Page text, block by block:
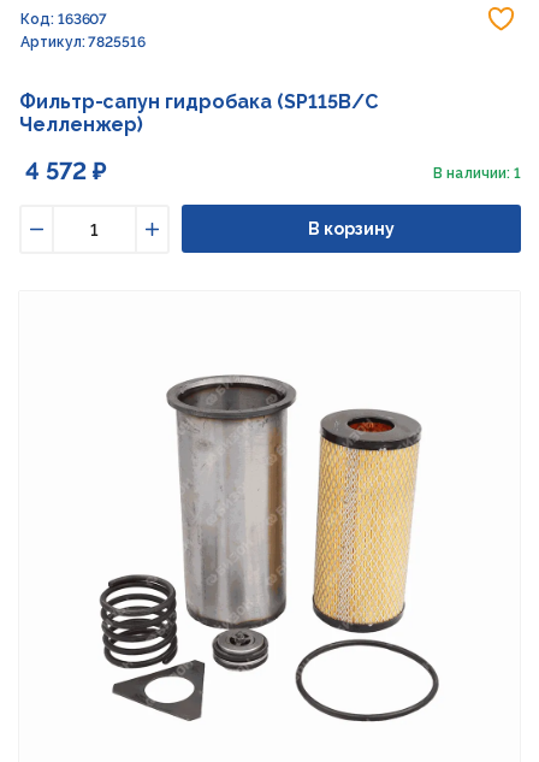
Код: 163607
Артикул: 7825516
Фильтр-сапун гидробака (SP115B/C
Челленжер)
4 572 ₽ В наличии: 1
Увеличить
В корзину